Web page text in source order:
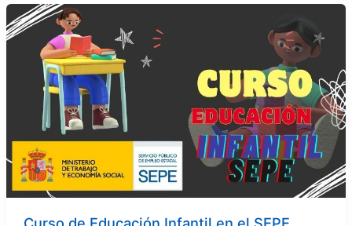
Curso
de
Educación
Infantil
en
el
SEPE